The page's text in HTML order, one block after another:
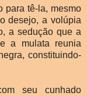
para tê-la, mesmo
desejo, a volúpia
a sedução que a
a mulata reunia
constituindo-
seu cunhado